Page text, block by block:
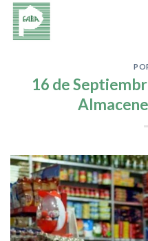
Saltar
contenido
16 de